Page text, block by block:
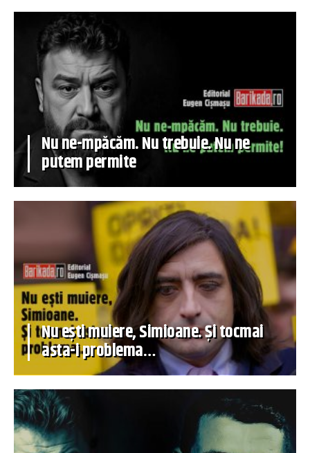
Nu ne-mpăcăm. Nu trebuie. Nu ne
putem permite
Nu ești muiere, Simioane. Și tocmai
asta-i problema…